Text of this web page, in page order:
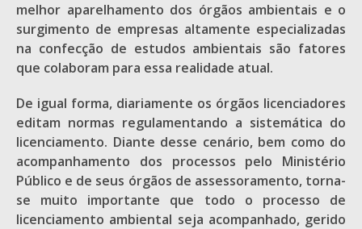
melhor aparelhamento dos órgãos ambientais e o
surgimento de empresas altamente especializadas
na confecção de estudos ambientais são fatores
que colaboram para essa realidade atual.
De igual forma, diariamente os órgãos licenciadores
editam normas regulamentando a sistemática do
licenciamento. Diante desse cenário, bem como do
acompanhamento dos processos pelo Ministério
Público e de seus órgãos de assessoramento, torna-
se muito importante que todo o processo de
licenciamento ambiental seja acompanhado, gerido